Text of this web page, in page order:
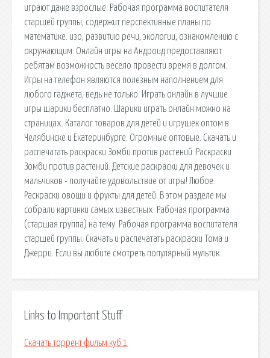
играют даже взрослые. Рабочая программа воспитателя
старшей группы, содержит перспективные планы по
математике. изо, развитию речи, экологии, ознакомлению с
окружающим. Онлайн игры на Андроид предоставляют
ребятам возможность весело провести время в долгом.
Игры на телефон являются полезным наполнением для
любого гаджета, ведь не только. Играть онлайн в лучшие
игры шарики бесплатно. Шарики играть онлайн можно на
страницах. Каталог товаров для детей и игрушек оптом в
Челябинске и Екатеринбурге. Огромные оптовые. Скачать и
распечатать раскраски Зомби против растений. Раскраски
Зомби против растений. Детские раскраски для девочек и
мальчиков - получайте удовольствие от игры! Любое.
Раскраски овощи и фрукты для детей. В этом разделе мы
собрали картинки самых известных. Рабочая программа
(старшая группа) на тему: Рабочая программа воспитателя
старшей группы. Скачать и распечатать раскраски Тома и
Джерри. Если вы любите смотреть популярный мультик.
Links to Important Stuff
Скачать торрент фильм куб 1